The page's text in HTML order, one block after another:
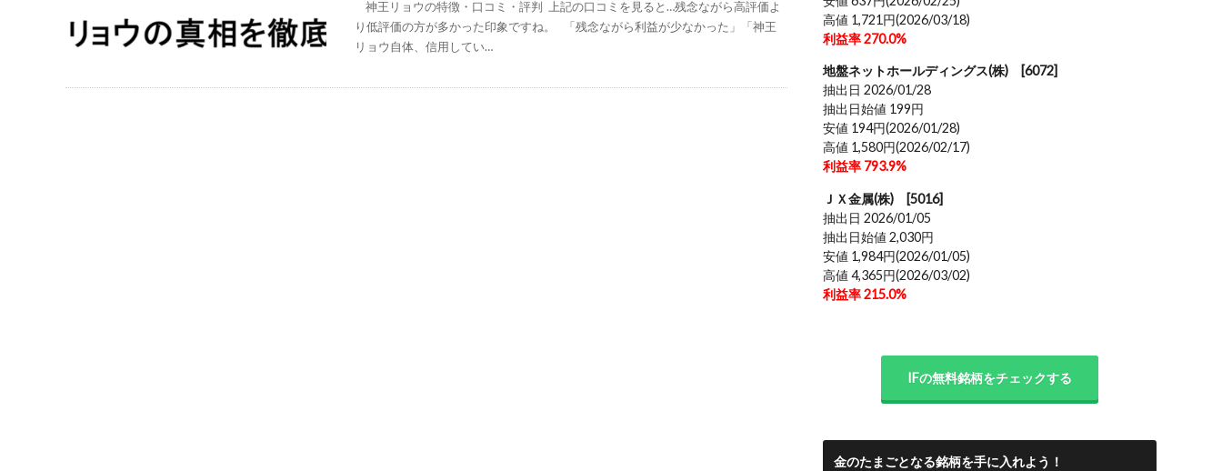
神王リョウの特徴・口コミ・評判 上記の口コミを見ると…残念ながら高評価よ
り低評価の方が多かった印象ですね。 「残念ながら利益が少なかった」「神王
リョウ自体、信用してい…
高値 1,721円(2026/03/18)
利益率 270.0%
地盤ネットホールディングス(株) [6072]
抽出日 2026/01/28
抽出日始値 199円
安値 194円(2026/01/28)
高値 1,580円(2026/02/17)
利益率 793.9%
ＪＸ金属(株) [5016]
抽出日 2026/01/05
抽出日始値 2,030円
安値 1,984円(2026/01/05)
高値 4,365円(2026/03/02)
利益率 215.0%
IFの無料銘柄をチェックする
金のたまごとなる銘柄を手に入れよう！